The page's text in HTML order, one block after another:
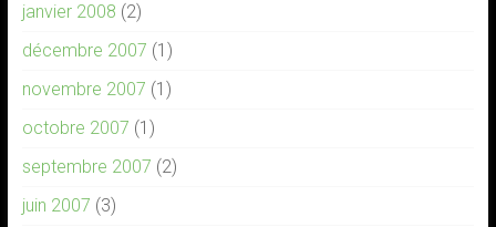
janvier 2008 (2)
décembre 2007 (1)
novembre 2007 (1)
octobre 2007 (1)
septembre 2007 (2)
juin 2007 (3)